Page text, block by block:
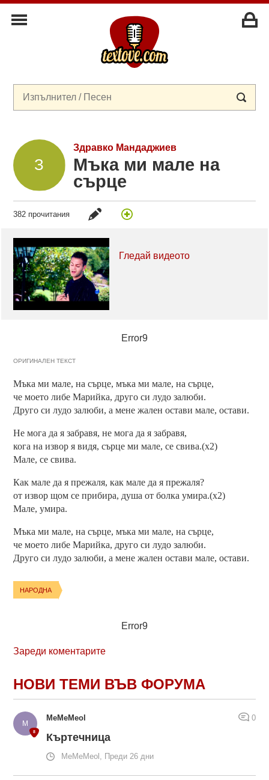
Здравко Мандаджиев
Мъка ми мале на
сърце
382 прочитания
Гледай видеото
Error9
ОРИГИНАЛЕН ТЕКСТ
Мъка ми мале, на сърце, мъка ми мале, на сърце,
че моето либе Марийка, друго си лудо залюби.
Друго си лудо залюби, а мене жален остави мале, остави.
Не мога да я забравя, не мога да я забравя,
кога на извор я видя, сърце ми мале, се свива.(x2)
Мале, се свива.
Как мале да я прежаля, как мале да я прежаля?
от извор щом се прибира, душа от болка умира.(x2)
Мале, умира.
Мъка ми мале, на сърце, мъка ми мале, на сърце,
че моето либе Марийка, друго си лудо залюби.
Друго си лудо залюби, а мене жален остави мале, остави.
НАРОДНА
Error9
Зареди коментарите
НОВИ ТЕМИ ВЪВ ФОРУМА
MeMeMeol 0
Къртечница
MeMeMeol, Преди 26 дни